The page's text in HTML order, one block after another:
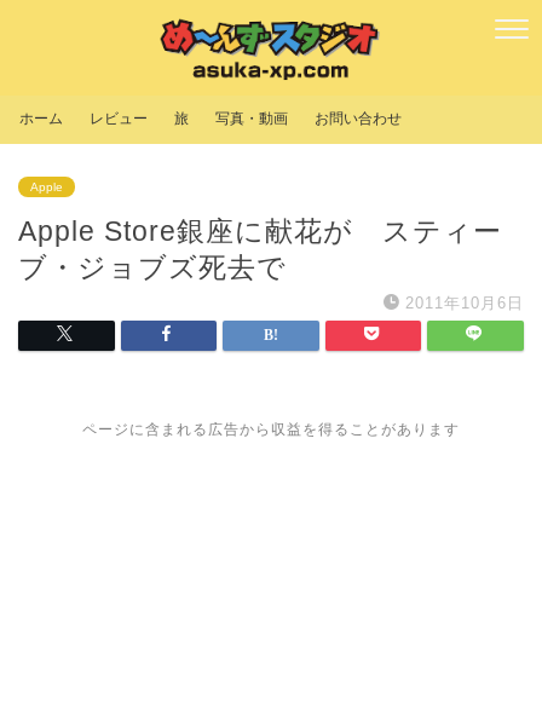
ホーム レビュー 旅 写真・動画 お問い合わせ
Apple
Apple Store銀座に献花が スティー
ブ・ジョブズ死去で
2011年10月6日
ページに含まれる広告から収益を得ることがあります